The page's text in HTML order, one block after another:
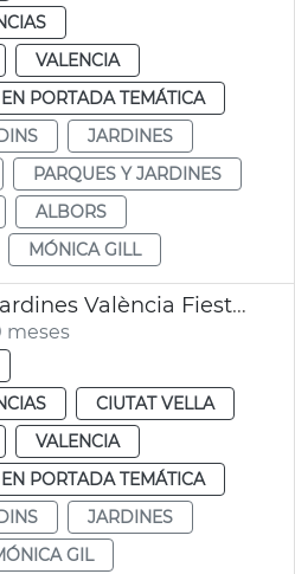
VALENCIA
EN PORTADA TEMÁTICA
JARDINES
PARQUES Y JARDINES
ALBORS
MÓNICA GILL
Ornamentación jardines València Fiesta Nacional de España
meses
CIUTAT VELLA
VALENCIA
EN PORTADA TEMÁTICA
JARDINES
GIL